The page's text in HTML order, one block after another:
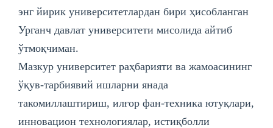
энг йирик университетлардан бири ҳисобланган
Урганч давлат университети мисолида айтиб
ўтмоқчиман.
Мазкур университет раҳбарияти ва жамоасининг
ўқув-тарбиявий ишларни янада
такомиллаштириш, илғор фан-техника ютуқлари,
инновацион технологиялар, истиқболли